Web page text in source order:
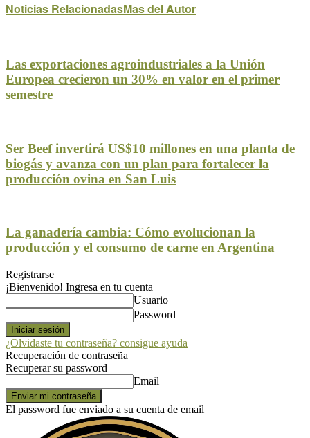
Noticias RelacionadasMas del Autor
Las exportaciones agroindustriales a la Unión
Europea crecieron un 30% en valor en el primer
semestre
Ser Beef invertirá US$10 millones en una planta de
biogás y avanza con un plan para fortalecer la
producción ovina en San Luis
La ganadería cambia: Cómo evolucionan la
producción y el consumo de carne en Argentina
Registrarse
¡Bienvenido! Ingresa en tu cuenta
Usuario
Password
¿Olvidaste tu contraseña? consigue ayuda
Recuperación de contraseña
Recuperar su password
Email
El password fue enviado a su cuenta de email